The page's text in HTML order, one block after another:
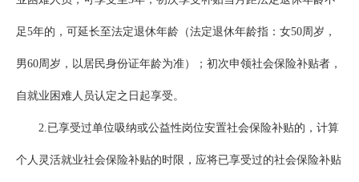
足5年的，可延长至法定退休年龄（法定退休年龄指：女50周岁，
男60周岁，以居民身份证年龄为准）；初次申领社会保险补贴者，
自就业困难人员认定之日起享受。
2.已享受过单位吸纳或公益性岗位安置社会保险补贴的，计算
个人灵活就业社会保险补贴的时限，应将已享受过的社会保险补贴